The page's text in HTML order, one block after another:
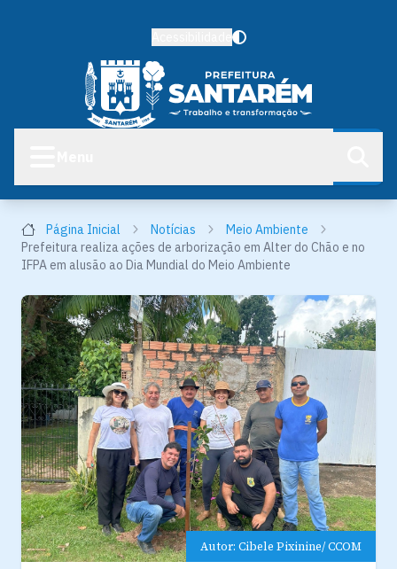
Página Inicial Notícias
Meio Ambiente
Prefeitura realiza ações de arborização em Alter do Chão e no
IFPA em alusão ao Dia Mundial do Meio Ambiente
Autor: Cibele Pixinine/ CCOM